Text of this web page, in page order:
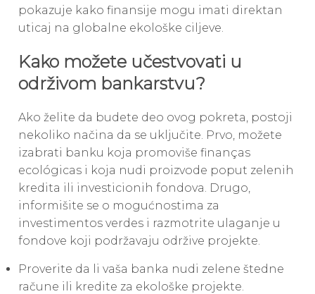
pokazuje kako finansije mogu imati direktan
uticaj na globalne ekološke ciljeve.
Kako možete učestvovati u
održivom bankarstvu?
Ako želite da budete deo ovog pokreta, postoji
nekoliko načina da se uključite. Prvo, možete
izabrati banku koja promoviše finanças
ecológicas i koja nudi proizvode poput zelenih
kredita ili investicionih fondova. Drugo,
informišite se o mogućnostima za
investimentos verdes i razmotrite ulaganje u
fondove koji podržavaju održive projekte.
Proverite da li vaša banka nudi zelene štedne
račune ili kredite za ekološke projekte.